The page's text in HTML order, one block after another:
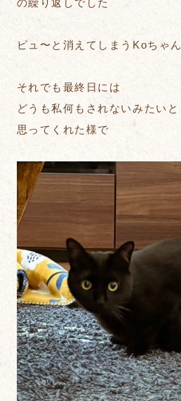
の繰り返しでした
ピュ〜と消えてしまうKoちゃん
それでも最終日には
どうも私何もされないみたいと
思ってくれた様で